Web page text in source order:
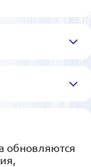
обновляются